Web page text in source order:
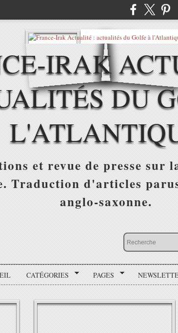
IRAK
DU
et revue de presse sur
Traduction d'articles
anglo-saxonne.
CATÉGORIES PAGES